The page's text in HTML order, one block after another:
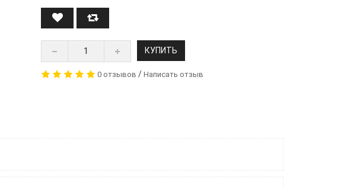
КУПИТЬ
0 отзывов /Написать отзыв